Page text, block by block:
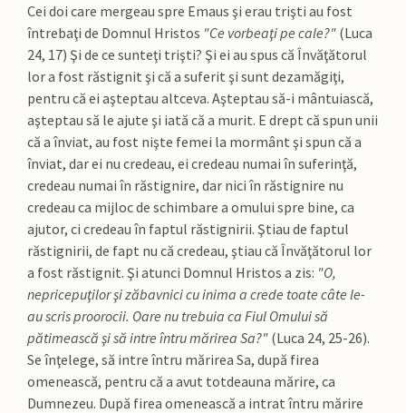
Cei doi care mergeau spre Emaus şi erau trişti au fost
întrebaţi de Domnul Hristos "Ce vorbeaţi pe cale?" (Luca
24, 17) Şi de ce sunteţi trişti? Şi ei au spus că Învăţătorul
lor a fost răstignit şi că a suferit şi sunt dezamăgiţi,
pentru că ei aşteptau altceva. Aşteptau să-i mântuiască,
aşteptau să le ajute şi iată că a murit. E drept că spun unii
că a înviat, au fost nişte femei la mormânt şi spun că a
înviat, dar ei nu credeau, ei credeau numai în suferinţă,
credeau numai în răstignire, dar nici în răstignire nu
credeau ca mijloc de schimbare a omului spre bine, ca
ajutor, ci credeau în faptul răstignirii. Ştiau de faptul
răstignirii, de fapt nu că credeau, ştiau că Învăţătorul lor
a fost răstignit. Şi atunci Domnul Hristos a zis: "O,
nepricepuţilor şi zăbavnici cu inima a crede toate câte le-
au scris proorocii. Oare nu trebuia ca Fiul Omului să
pătimească şi să intre întru mărirea Sa?" (Luca 24, 25-26).
Se înţelege, să intre întru mărirea Sa, după firea
omenească, pentru că a avut totdeauna mărire, ca
Dumnezeu. După firea omenească a intrat întru mărire